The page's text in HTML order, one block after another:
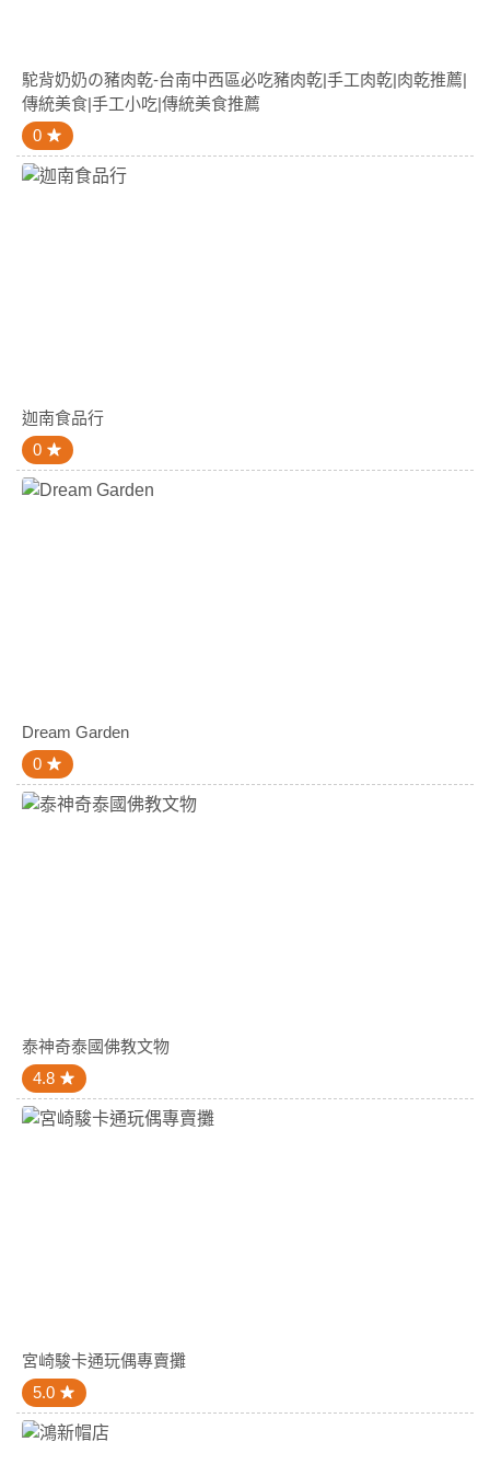
駝背奶奶の豬肉乾-台南中西區必吃豬肉乾|手工肉乾|肉乾推薦|
傳統美食|手工小吃|傳統美食推薦
0
迦南食品行
0
Dream Garden
0
泰神奇泰國佛教文物
4.8
宮崎駿卡通玩偶專賣攤
5.0